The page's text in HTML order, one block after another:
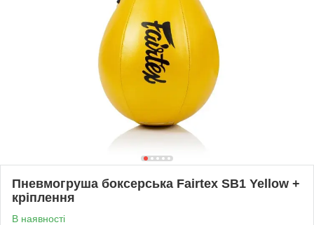
Пневмогруша боксерська Fairtex SB1 Yellow +
кріплення
В наявності